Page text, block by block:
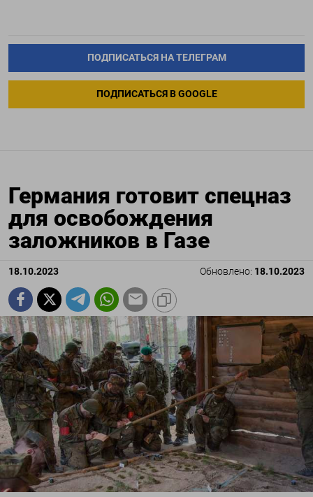
ПОДПИСАТЬСЯ НА ТЕЛЕГРАМ
ПОДПИСАТЬСЯ В GOOGLE
Германия готовит спецназ
для освобождения
заложников в Газе
18.10.2023 Обновлено: 18.10.2023